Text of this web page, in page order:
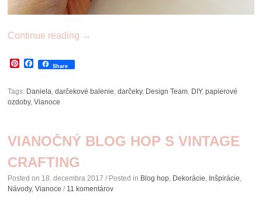
Continue reading →
Pinterest
Facebook
Share
Tags: Daniela,darčekové balenie,darčeky, Design Team, DIY,papierové
ozdoby,Vianoce
VIANOČNÝ BLOG HOP S VINTAGE
CRAFTING
Posted on 18. decembra 2017 / Posted in Blog hop, Dekorácie, Inšpirácie,
Návody,Vianoce / 11 komentárov